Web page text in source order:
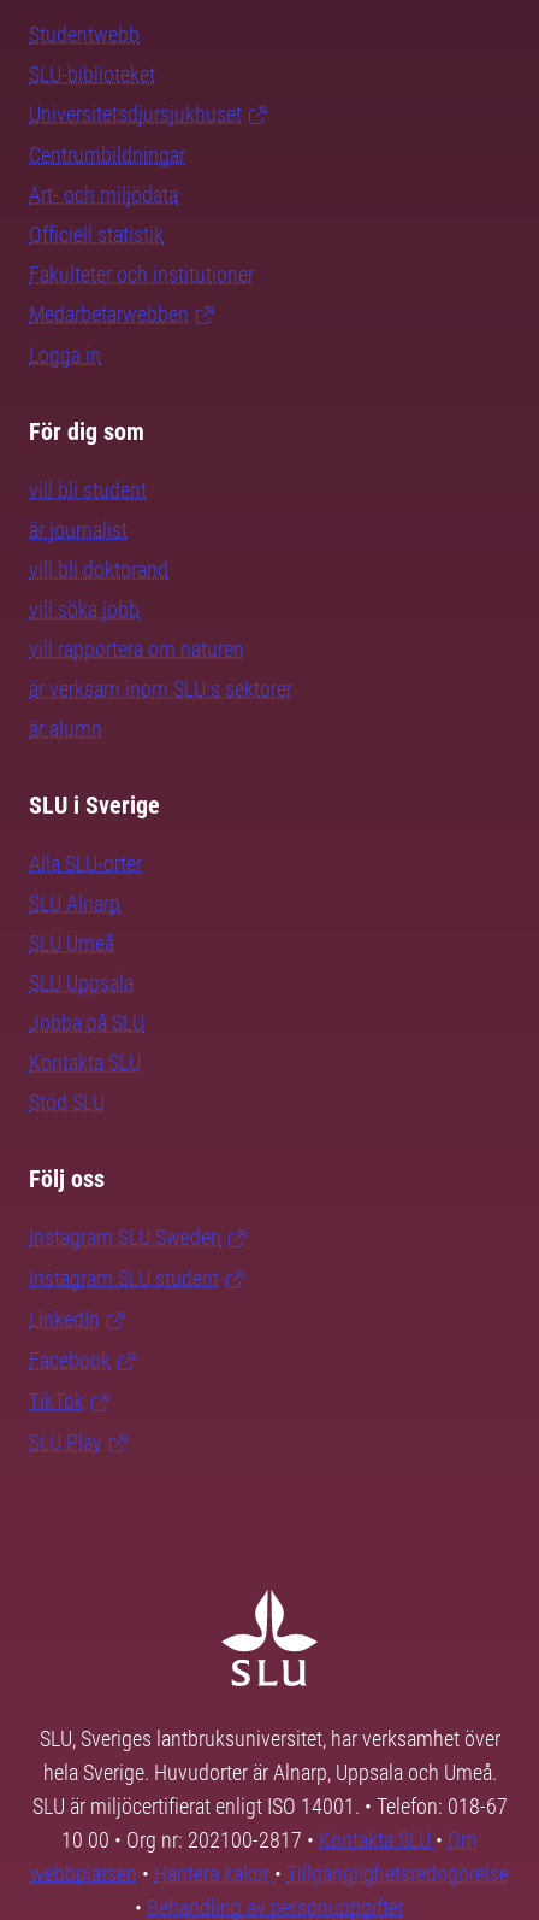
Studentwebb
SLU-biblioteket
Universitetsdjursjukhuset
Centrumbildningar
Art- och miljödata
Officiell statistik
Fakulteter och institutioner
Medarbetarwebben
Logga in
För dig som
vill bli student
är journalist
vill bli doktorand
vill söka jobb
vill rapportera om naturen
är verksam inom SLU:s sektorer
är alumn
SLU i Sverige
Alla SLU-orter
SLU Alnarp
SLU Umeå
SLU Uppsala
Jobba på SLU
Kontakta SLU
Stöd SLU
Följ oss
Instagram SLU.Sweden
Instagram SLU.student
LinkedIn
Facebook
TikTok
SLU Play
SLU, Sveriges lantbruksuniversitet, har verksamhet över
hela Sverige. Huvudorter är Alnarp, Uppsala och Umeå.
SLU är miljöcertifierat enligt ISO 14001. • Telefon: 018-67
10 00 • Org nr: 202100-2817 • Kontakta SLU • Om
webbplatsen • Hantera kakor • Tillgänglighetsredogörelse
• Behandling av personuppgifter